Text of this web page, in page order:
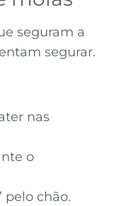
seguram a
segurar.
nas
o
pelo chão.